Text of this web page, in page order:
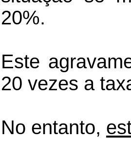
20%.
Este
20 vezes a
No entanto,